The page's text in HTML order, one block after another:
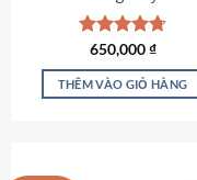
Được xếp
hạng4.75
5 sao
650,000₫
THÊM VÀO GIỎ HÀNG